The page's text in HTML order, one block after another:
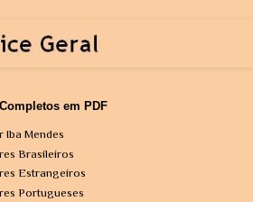
em PDF
Iba Mendes
Brasileiros
Estrangeiros
Portugueses